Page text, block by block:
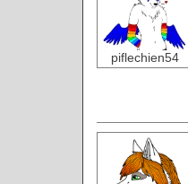
piflechien54